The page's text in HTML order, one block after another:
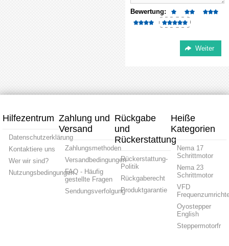
Bewertung:
Hilfezentrum
Datenschutzerklärung
Kontaktiere uns
Wer wir sind?
Nutzungsbedingungen
Zahlung und
Versand
Zahlungsmethoden
Versandbedingungen
FAQ - Häufig
gestellte Fragen
Sendungsverfolgung
Rückgabe
und
Rückerstattung
Rückerstattung-
Politik
Rückgaberecht
Produktgarantie
Heiße
Kategorien
Nema 17
Schrittmotor
Nema 23
Schrittmotor
VFD
Oyostepper
English
Steppermotorfr